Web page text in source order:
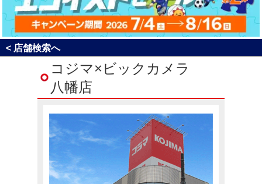
コジマ×ブルーロック コラボキャンペーン「エゴイ…
コジ坊＆マコちゃんのLINEスタンプ好評販売中！
エアコン2027年問題！
12月23日(火)～12月31日(木)
< 店舗検索へ
コジマ×ビックカメラ
八幡店